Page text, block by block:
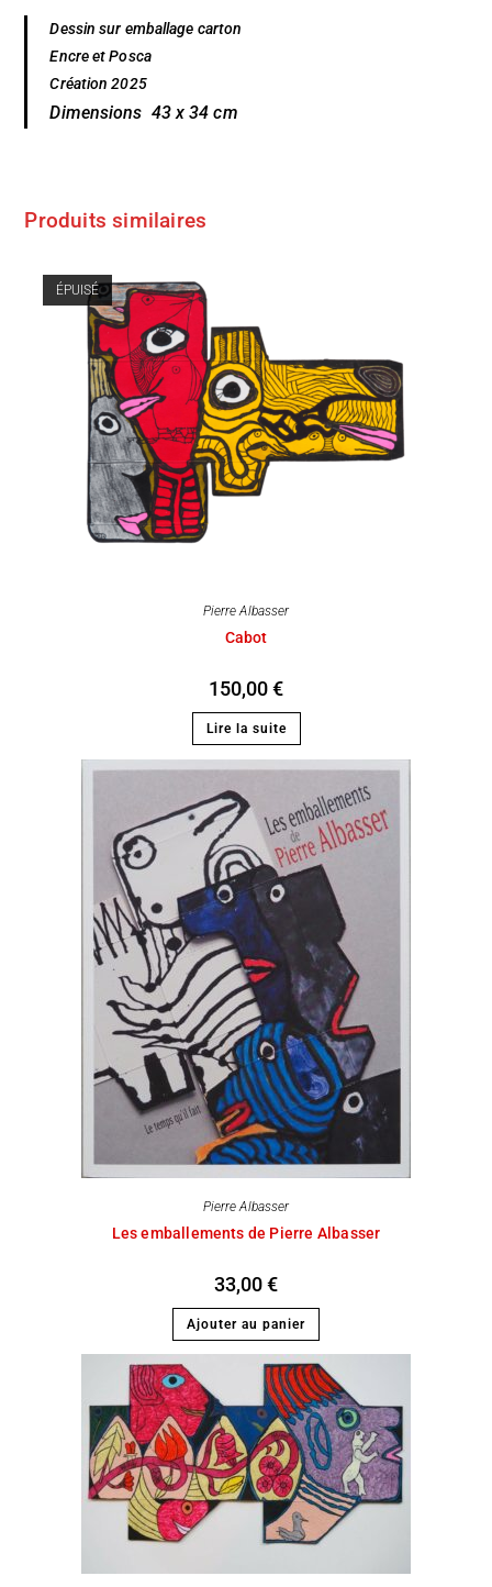
Dessin sur emballage carton
Encre et Posca
Création 2025
Dimensions 43 x 34 cm
Produits similaires
ÉPUISÉ
Pierre Albasser
Cabot
150,00€
Lire la suite
Pierre Albasser
Les emballements de Pierre Albasser
33,00€
Ajouter au panier